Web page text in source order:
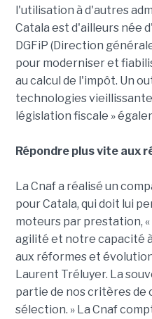
l'utilisation à d'autres
Catala est d'ailleurs née
DGFiP (Direction
pour moderniser et
au calcul de l'impôt. Un
technologies
législation fiscale »
Répondre plus vite aux
La Cnaf a réalisé un
pour Catala, qui doit lui
moteurs par prestation,
agilité et notre capacité
aux réformes et
Laurent Tréluyer. La
partie de nos critères de
sélection. » La Cnaf